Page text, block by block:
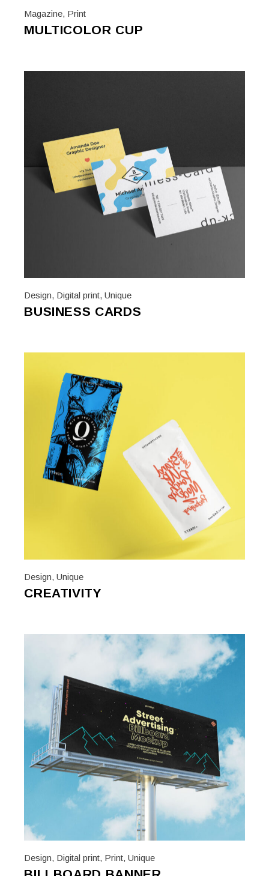
Magazine, Print
MULTICOLOR CUP
Design, Digital print,Unique
BUSINESS CARDS
Design,Unique
CREATIVITY
Design, Digital print, Print,Unique